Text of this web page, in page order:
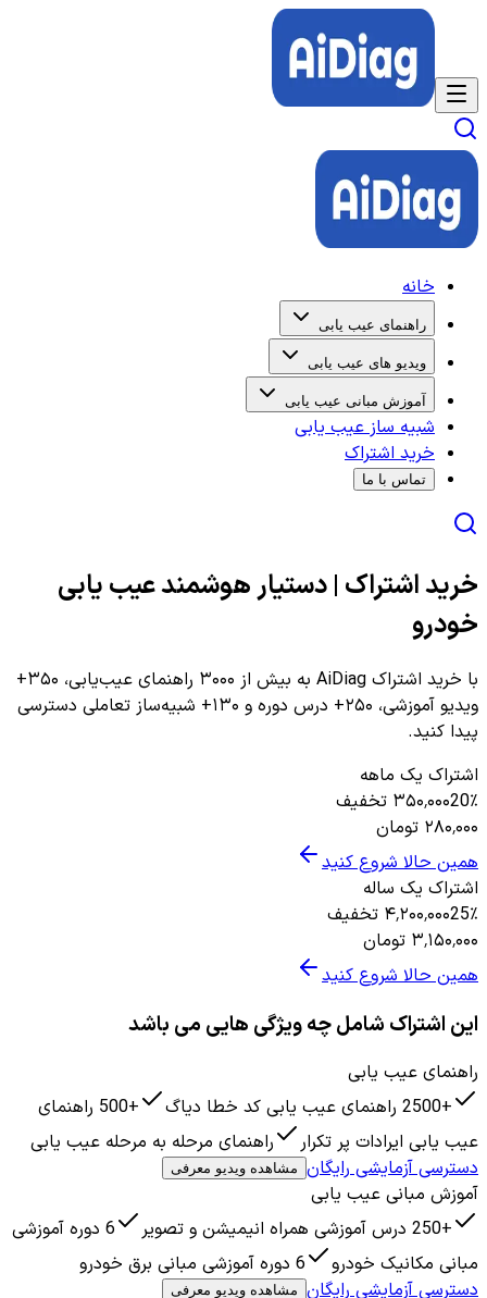
خانه
راهنمای عیب یابی
ویدیو های عیب یابی
آموزش مبانی عیب یابی
شبیه ساز عیب یابی
خرید اشتراک
تماس با ما
خرید اشتراک | دستیار هوشمند عیب یابی
خودرو
با خرید اشتراک AiDiag به بیش از ۳۰۰۰ راهنمای عیب‌یابی، ۳۵۰+
ویدیو آموزشی، ۲۵۰+ درس دوره و ۱۳۰+ شبیه‌ساز تعاملی دسترسی
پیدا کنید.
اشتراک یک ماهه
۳۵۰٬۰۰۰20٪ تخفیف
۲۸۰٬۰۰۰ تومان
همین حالا شروع کنید
اشتراک یک ساله
۴٬۲۰۰٬۰۰۰25٪ تخفیف
۳٬۱۵۰٬۰۰۰ تومان
همین حالا شروع کنید
این اشتراک شامل چه ویژگی هایی می باشد
راهنمای عیب یابی
+2500 راهنمای عیب یابی کد خطا دیاگ
+500 راهنمای
عیب یابی ایرادات پر تکرار
راهنمای مرحله به مرحله عیب یابی
دسترسی آزمایشی رایگان مشاهده ویدیو معرفی
آموزش مبانی عیب یابی
+250 درس آموزشی همراه انیمیشن و تصویر
6 دوره آموزشی
مبانی مکانیک خودرو
6 دوره آموزشی مبانی برق خودرو
دسترسی آزمایشی رایگان مشاهده ویدیو معرفی